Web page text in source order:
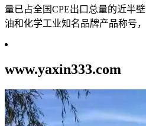
量已占全国CPE出口总量的近半
油和化学工业知名品牌产品称号
www.yaxin333.com